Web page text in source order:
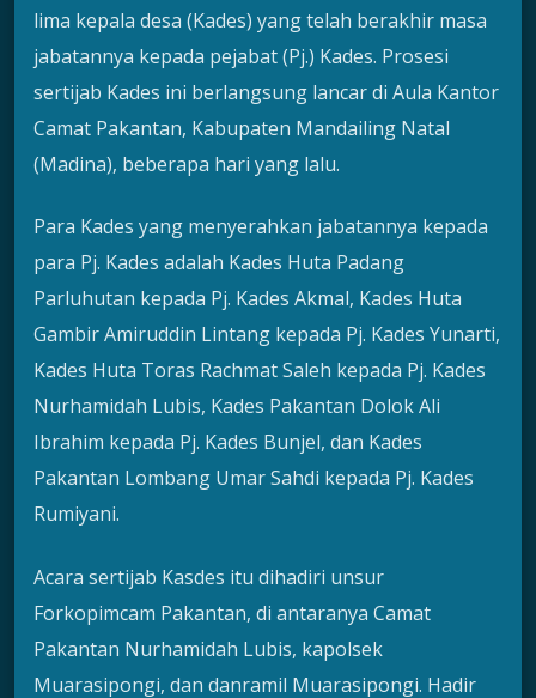
lima kepala desa (Kades) yang telah berakhir masa
jabatannya kepada pejabat (Pj.) Kades. Prosesi
sertijab Kades ini berlangsung lancar di Aula Kantor
Camat Pakantan, Kabupaten Mandailing Natal
(Madina), beberapa hari yang lalu.
Para Kades yang menyerahkan jabatannya kepada
para Pj. Kades adalah Kades Huta Padang
Parluhutan kepada Pj. Kades Akmal, Kades Huta
Gambir Amiruddin Lintang kepada Pj. Kades Yunarti,
Kades Huta Toras Rachmat Saleh kepada Pj. Kades
Nurhamidah Lubis, Kades Pakantan Dolok Ali
Ibrahim kepada Pj. Kades Bunjel, dan Kades
Pakantan Lombang Umar Sahdi kepada Pj. Kades
Rumiyani.
Acara sertijab Kasdes itu dihadiri unsur
Forkopimcam Pakantan, di antaranya Camat
Pakantan Nurhamidah Lubis, kapolsek
Muarasipongi, dan danramil Muarasipongi. Hadir